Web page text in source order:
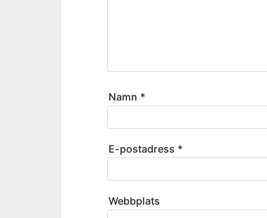
Namn *
E-postadress *
Webbplats